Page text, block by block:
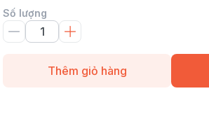
Số lượng
Thêm giỏ hàng